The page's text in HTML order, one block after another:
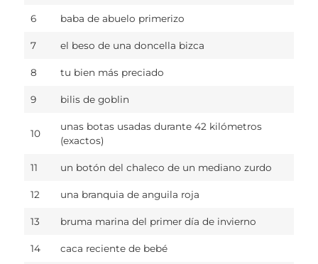
6 baba de abuelo primerizo
7 el beso de una doncella bizca
8 tu bien más preciado
9 bilis de goblin
10
unas botas usadas durante 42 kilómetros
(exactos)
11 un botón del chaleco de un mediano zurdo
12 una branquia de anguila roja
13 bruma marina del primer día de invierno
14 caca reciente de bebé